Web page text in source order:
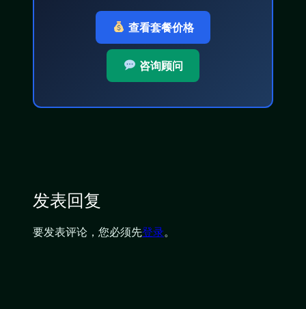
查看套餐价格
咨询顾问
发表回复
要发表评论，您必须先登录。